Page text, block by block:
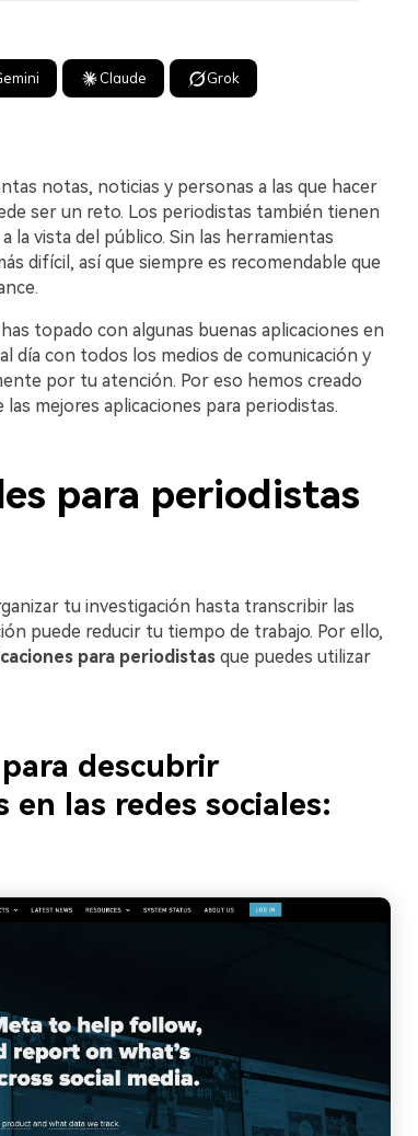
Claude Grok
notas, noticias y personas a las que hacer
ser un reto. Los periodistas también tienen
la vista del público. Sin las herramientas
difícil, así que siempre es recomendable que
topado con algunas buenas aplicaciones en
día con todos los medios de comunicación y
por tu atención. Por eso hemos creado
mejores aplicaciones para periodistas.
para periodistas
tu investigación hasta transcribir las
puede reducir tu tiempo de trabajo. Por ello,
para periodistasque puedes utilizar
descubrir
las redes sociales: